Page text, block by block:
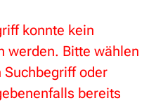
konnte kein
werden. Bitte wählen
Suchbegriff oder
bereits